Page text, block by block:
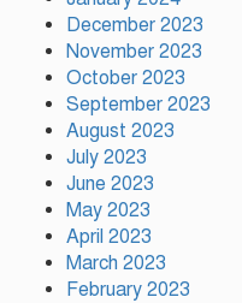
December 2023
November 2023
October 2023
September 2023
August 2023
July 2023
June 2023
May 2023
April 2023
March 2023
February 2023